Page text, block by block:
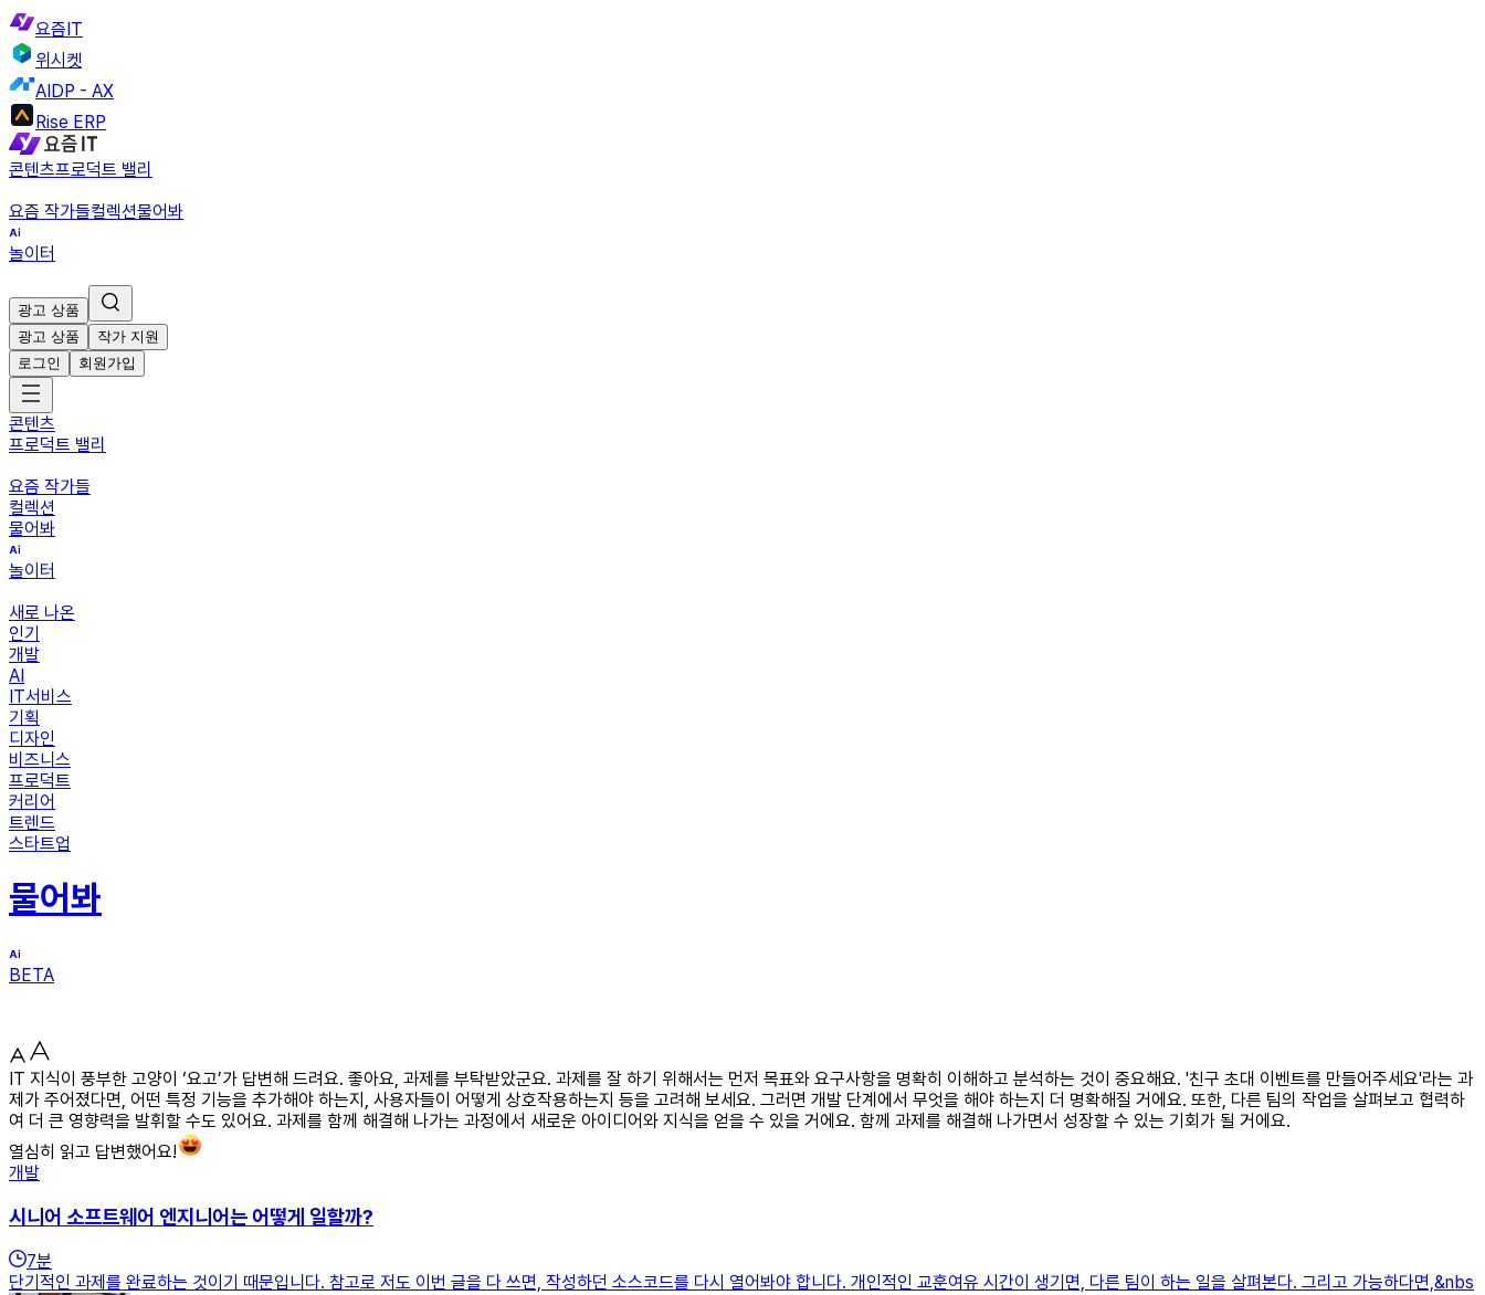
요즘IT
위시켓
AIDP - AX
Rise ERP
콘텐츠프로덕트 밸리
요즘 작가들컬렉션물어봐
놀이터
광고 상품
광고 상품
작가 지원
로그인
회원가입
콘텐츠
프로덕트 밸리
요즘 작가들
컬렉션
물어봐
놀이터
새로 나온
인기
개발
AI
IT서비스
기획
디자인
비즈니스
프로덕트
커리어
트렌드
스타트업
물어봐
BETA
IT 지식이 풍부한 고양이 ‘요고’가 답변해 드려요. 좋아요, 과제를 부탁받았군요. 과제를 잘 하기 위해서는 먼저 목표와 요구사항을 명확히 이해하고 분석하는 것이 중요해요. '친구 초대 이벤트를 만들어주세요'라는 과
제가 주어졌다면, 어떤 특정 기능을 추가해야 하는지, 사용자들이 어떻게 상호작용하는지 등을 고려해 보세요. 그러면 개발 단계에서 무엇을 해야 하는지 더 명확해질 거에요. 또한, 다른 팀의 작업을 살펴보고 협력하
여 더 큰 영향력을 발휘할 수도 있어요. 과제를 함께 해결해 나가는 과정에서 새로운 아이디어와 지식을 얻을 수 있을 거에요. 함께 과제를 해결해 나가면서 성장할 수 있는 기회가 될 거에요.
열심히 읽고 답변했어요!
개발
시니어 소프트웨어 엔지니어는 어떻게 일할까?
7분
단기적인 과제를 완료하는 것이기 때문입니다. 참고로 저도 이번 글을 다 쓰면, 작성하던 소스코드를 다시 열어봐야 합니다. 개인적인 교훈여유 시간이 생기면, 다른 팀이 하는 일을 살펴본다. 그리고 가능하다면,&nbs